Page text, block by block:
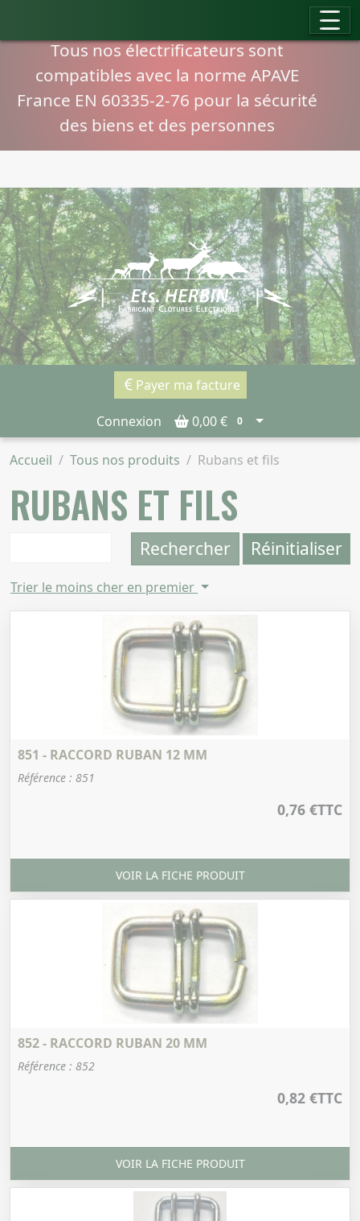
Tous nos électrificateurs sont
compatibles avec la norme APAVE
France EN 60335-2-76 pour la sécurité
des biens et des personnes
Payer ma facture
Connexion 0,00 € 0
Accueil Tous nos produits Rubans et fils
RUBANS ET FILS
Rechercher Réinitialiser
Trier le moins cher en premier
851 - RACCORD RUBAN 12 MM
Référence : 851
0,76 €TTC
VOIR LA FICHE PRODUIT
852 - RACCORD RUBAN 20 MM
Référence : 852
0,82 €TTC
VOIR LA FICHE PRODUIT